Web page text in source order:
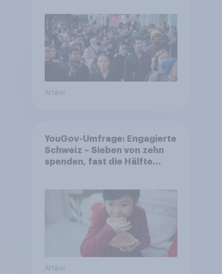
Artikel
YouGov-Umfrage: Engagierte
Schweiz – Sieben von zehn
spenden, fast die Hälfte
Artikel